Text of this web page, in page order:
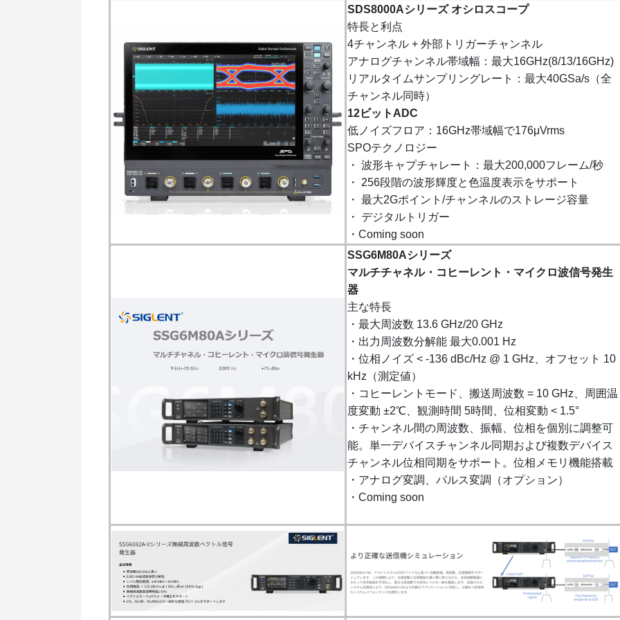
SDS8000Aシリーズ オシロスコープ
特長と利点
4チャンネル + 外部トリガーチャンネル
アナログチャンネル帯域幅：最大16GHz(8/13/16GHz)
リアルタイムサンプリングレート：最大40GSa/s（全
チャンネル同時）
12ビットADC
低ノイズフロア：16GHz帯域幅で176μVrms
SPOテクノロジー
・ 波形キャプチャレート：最大200,000フレーム/秒
・ 256段階の波形輝度と色温度表示をサポート
・ 最大2Gポイント/チャンネルのストレージ容量
・ デジタルトリガー
・Coming soon
SSG6M80Aシリーズ
マルチチャネル・コヒーレント・マイクロ波信号発生
器
主な特長
・最大周波数 13.6 GHz/20 GHz
・出力周波数分解能 最大0.001 Hz
・位相ノイズ < -136 dBc/Hz @ 1 GHz、オフセット 10
kHz（測定値）
・コヒーレントモード、搬送周波数 = 10 GHz、周囲温
度変動 ±2℃、観測時間 5時間、位相変動 < 1.5°
・チャンネル間の周波数、振幅、位相を個別に調整可
能。単一デバイスチャンネル同期および複数デバイス
チャンネル位相同期をサポート。位相メモリ機能搭載
・アナログ変調、パルス変調（オプション）
・Coming soon